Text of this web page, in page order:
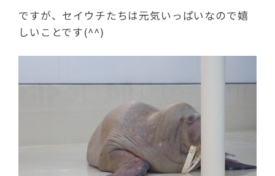
ですが、セイウチたちは元気いっぱいなので嬉
しいことです(^^)